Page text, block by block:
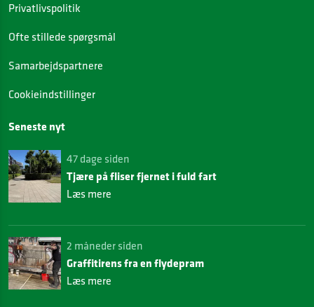
Privatlivspolitik
Ofte stillede spørgsmål
Samarbejdspartnere
Cookieindstillinger
Seneste nyt
47 dage siden
Tjære på fliser fjernet i fuld fart
Læs mere
2 måneder siden
Graffitirens fra en flydepram
Læs mere